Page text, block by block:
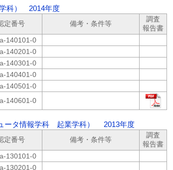
科） 2014年度
定番号 備考・条件等
調査
報告書
140101-0
140201-0
140301-0
140401-0
140501-0
140601-0
ータ情報学科 起業学科） 2013年度
定番号 備考・条件等
調査
報告書
130101-0
130201-0